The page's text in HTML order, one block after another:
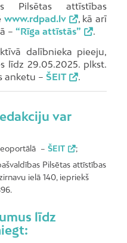
Pilsētas attīstības
www.rdpad.lv
, kā arī
– “Rīga attīstās”
.
dalībnieka pieeju,
līdz 29.05.2025. plkst.
anketu – ŠEIT .
var
– ŠEIT
;
Pilsētas attīstības
ielā 140, iepriekš
līdz